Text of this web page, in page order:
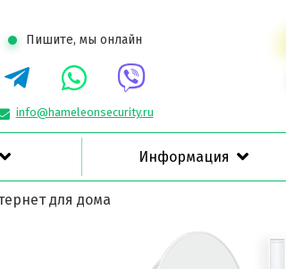
Пишите, мы онлайн
info@hameleonsecurity.ru
Информация
для дома